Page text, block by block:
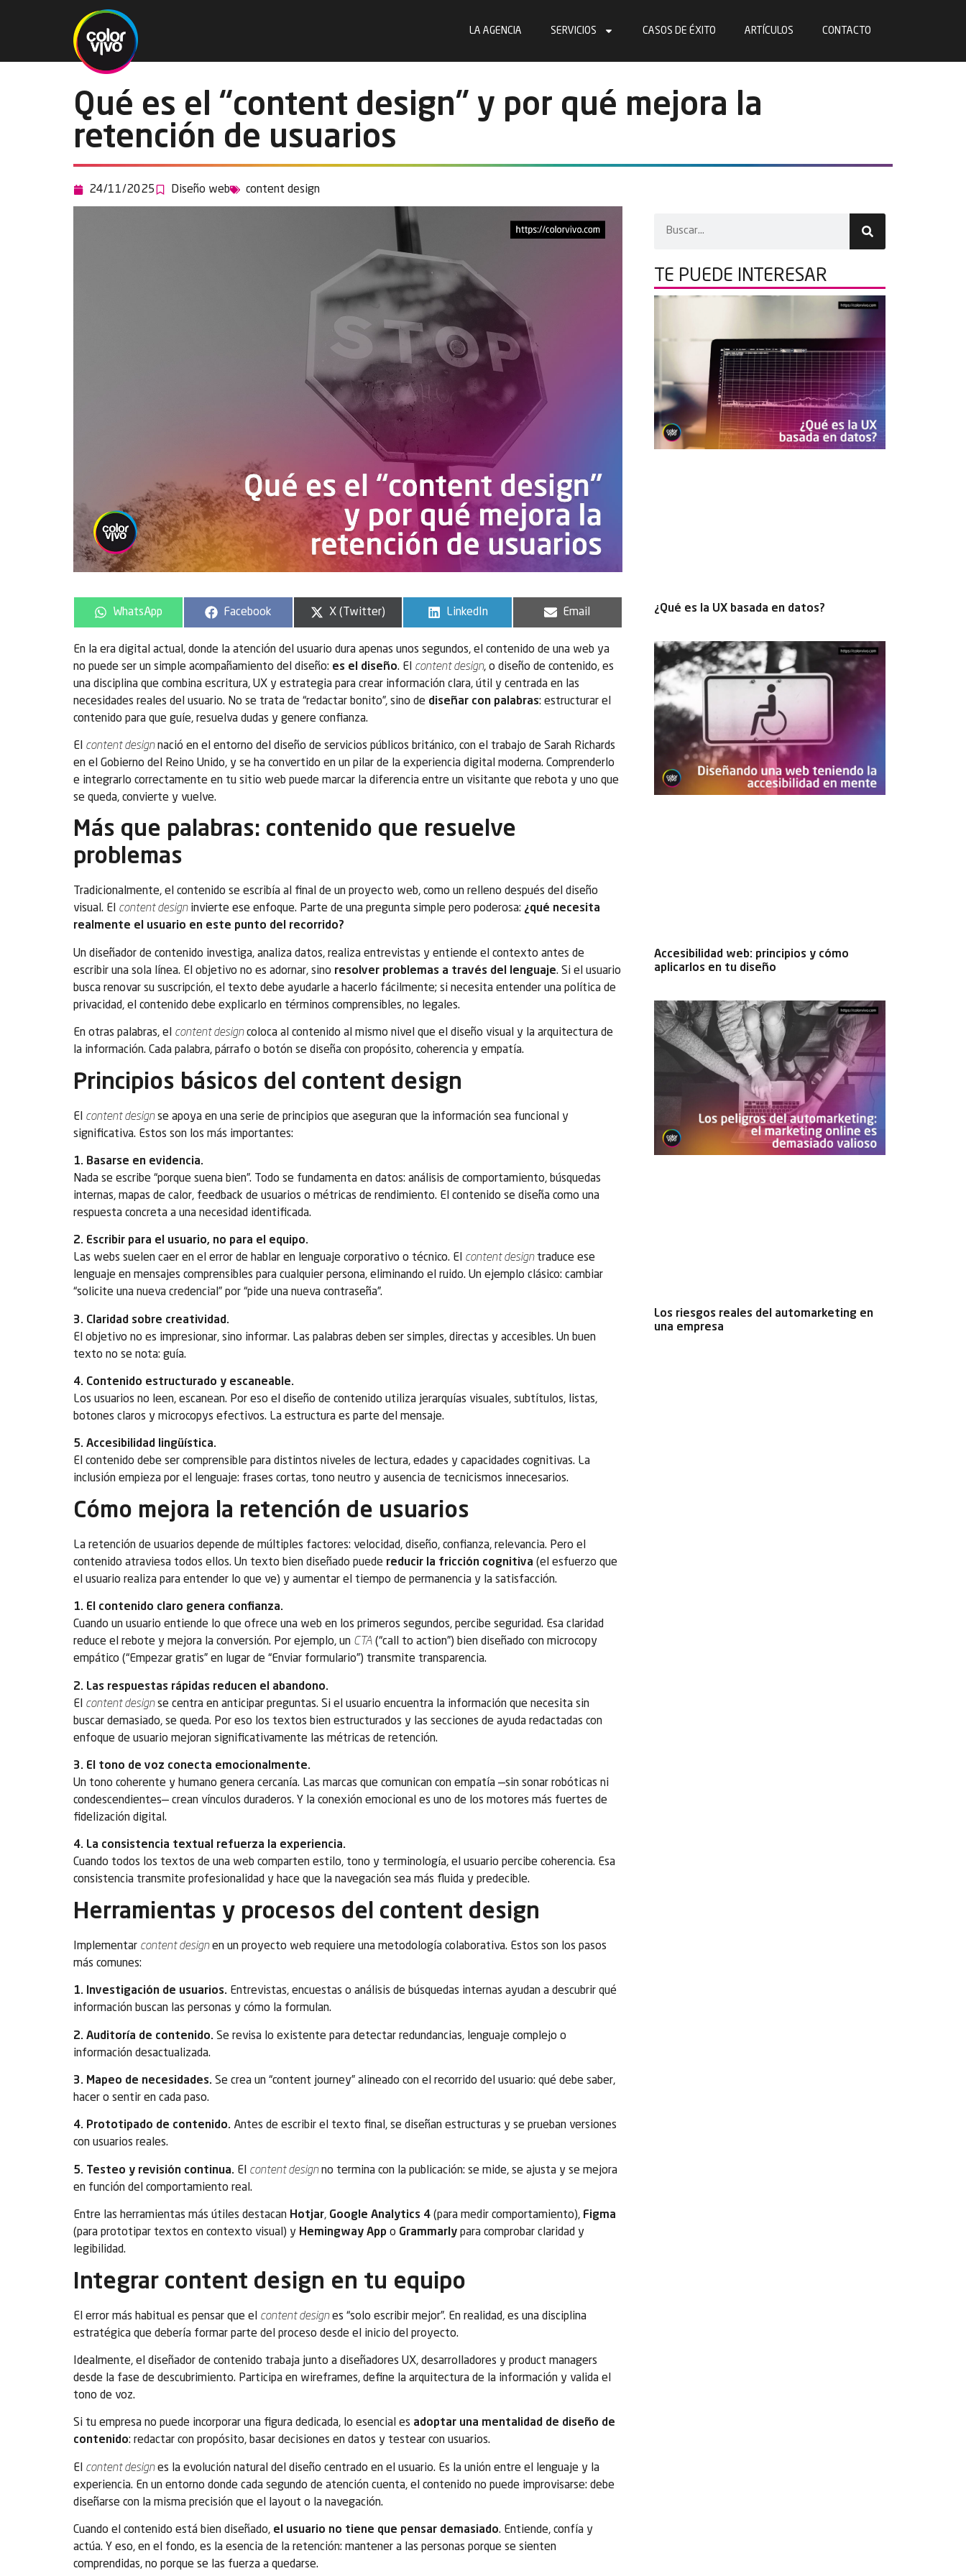
LA AGENCIA SERVICIOS CASOS DE ÉXITO ARTÍCULOS CONTACTO
Qué es el “content design” y por qué mejora la
retención de usuarios
24/11/2025 Diseño web content design
WhatsApp Facebook X (Twitter) LinkedIn Email
En la era digital actual, donde la atención del usuario dura apenas unos segundos, el contenido de una web ya
no puede ser un simple acompañamiento del diseño: es el diseño. El content design, o diseño de contenido, es
una disciplina que combina escritura, UX y estrategia para crear información clara, útil y centrada en las
necesidades reales del usuario. No se trata de “redactar bonito”, sino de diseñar con palabras: estructurar el
contenido para que guíe, resuelva dudas y genere confianza.
El content designnació en el entorno del diseño de servicios públicos británico, con el trabajo de Sarah Richards
en el Gobierno del Reino Unido, y se ha convertido en un pilar de la experiencia digital moderna. Comprenderlo
e integrarlo correctamente en tu sitio web puede marcar la diferencia entre un visitante que rebota y uno que
se queda, convierte y vuelve.
Más que palabras: contenido que resuelve
problemas
Tradicionalmente, el contenido se escribía al final de un proyecto web, como un relleno después del diseño
visual. El content designinvierte ese enfoque. Parte de una pregunta simple pero poderosa: ¿qué necesita
realmente el usuario en este punto del recorrido?
Un diseñador de contenido investiga, analiza datos, realiza entrevistas y entiende el contexto antes de
escribir una sola línea. El objetivo no es adornar, sino resolver problemas a través del lenguaje. Si el usuario
busca renovar su suscripción, el texto debe ayudarle a hacerlo fácilmente; si necesita entender una política de
privacidad, el contenido debe explicarlo en términos comprensibles, no legales.
En otras palabras, el content designcoloca al contenido al mismo nivel que el diseño visual y la arquitectura de
la información. Cada palabra, párrafo o botón se diseña con propósito, coherencia y empatía.
Principios básicos del content design
El content designse apoya en una serie de principios que aseguran que la información sea funcional y
significativa. Estos son los más importantes:
1. Basarse en evidencia.
Nada se escribe “porque suena bien”. Todo se fundamenta en datos: análisis de comportamiento, búsquedas
internas, mapas de calor, feedback de usuarios o métricas de rendimiento. El contenido se diseña como una
respuesta concreta a una necesidad identificada.
2. Escribir para el usuario, no para el equipo.
Las webs suelen caer en el error de hablar en lenguaje corporativo o técnico. El content designtraduce ese
lenguaje en mensajes comprensibles para cualquier persona, eliminando el ruido. Un ejemplo clásico: cambiar
“solicite una nueva credencial” por “pide una nueva contraseña”.
3. Claridad sobre creatividad.
El objetivo no es impresionar, sino informar. Las palabras deben ser simples, directas y accesibles. Un buen
texto no se nota: guía.
4. Contenido estructurado y escaneable.
Los usuarios no leen, escanean. Por eso el diseño de contenido utiliza jerarquías visuales, subtítulos, listas,
botones claros y microcopys efectivos. La estructura es parte del mensaje.
5. Accesibilidad lingüística.
El contenido debe ser comprensible para distintos niveles de lectura, edades y capacidades cognitivas. La
inclusión empieza por el lenguaje: frases cortas, tono neutro y ausencia de tecnicismos innecesarios.
Cómo mejora la retención de usuarios
La retención de usuarios depende de múltiples factores: velocidad, diseño, confianza, relevancia. Pero el
contenido atraviesa todos ellos. Un texto bien diseñado puede reducir la fricción cognitiva (el esfuerzo que
el usuario realiza para entender lo que ve) y aumentar el tiempo de permanencia y la satisfacción.
1. El contenido claro genera confianza.
Cuando un usuario entiende lo que ofrece una web en los primeros segundos, percibe seguridad. Esa claridad
reduce el rebote y mejora la conversión. Por ejemplo, un CTA (“call to action”) bien diseñado con microcopy
empático (“Empezar gratis” en lugar de “Enviar formulario”) transmite transparencia.
2. Las respuestas rápidas reducen el abandono.
El content designse centra en anticipar preguntas. Si el usuario encuentra la información que necesita sin
buscar demasiado, se queda. Por eso los textos bien estructurados y las secciones de ayuda redactadas con
enfoque de usuario mejoran significativamente las métricas de retención.
3. El tono de voz conecta emocionalmente.
Un tono coherente y humano genera cercanía. Las marcas que comunican con empatía —sin sonar robóticas ni
condescendientes— crean vínculos duraderos. Y la conexión emocional es uno de los motores más fuertes de
fidelización digital.
4. La consistencia textual refuerza la experiencia.
Cuando todos los textos de una web comparten estilo, tono y terminología, el usuario percibe coherencia. Esa
consistencia transmite profesionalidad y hace que la navegación sea más fluida y predecible.
Herramientas y procesos del content design
Implementar content designen un proyecto web requiere una metodología colaborativa. Estos son los pasos
más comunes:
1. Investigación de usuarios. Entrevistas, encuestas o análisis de búsquedas internas ayudan a descubrir qué
información buscan las personas y cómo la formulan.
2. Auditoría de contenido. Se revisa lo existente para detectar redundancias, lenguaje complejo o
información desactualizada.
3. Mapeo de necesidades. Se crea un “content journey” alineado con el recorrido del usuario: qué debe saber,
hacer o sentir en cada paso.
4. Prototipado de contenido. Antes de escribir el texto final, se diseñan estructuras y se prueban versiones
con usuarios reales.
5. Testeo y revisión continua. El content designno termina con la publicación: se mide, se ajusta y se mejora
en función del comportamiento real.
Entre las herramientas más útiles destacan Hotjar, Google Analytics 4 (para medir comportamiento), Figma
(para prototipar textos en contexto visual) y Hemingway App o Grammarly para comprobar claridad y
legibilidad.
Integrar content design en tu equipo
El error más habitual es pensar que el content designes “solo escribir mejor”. En realidad, es una disciplina
estratégica que debería formar parte del proceso desde el inicio del proyecto.
Idealmente, el diseñador de contenido trabaja junto a diseñadores UX, desarrolladores y product managers
desde la fase de descubrimiento. Participa en wireframes, define la arquitectura de la información y valida el
tono de voz.
Si tu empresa no puede incorporar una figura dedicada, lo esencial es adoptar una mentalidad de diseño de
contenido: redactar con propósito, basar decisiones en datos y testear con usuarios.
El content designes la evolución natural del diseño centrado en el usuario. Es la unión entre el lenguaje y la
experiencia. En un entorno donde cada segundo de atención cuenta, el contenido no puede improvisarse: debe
diseñarse con la misma precisión que el layout o la navegación.
Cuando el contenido está bien diseñado, el usuario no tiene que pensar demasiado. Entiende, confía y
actúa. Y eso, en el fondo, es la esencia de la retención: mantener a las personas porque se sienten
comprendidas, no porque se las fuerza a quedarse.
TE PUEDE INTERESAR
¿Qué es la UX basada en datos?
Accesibilidad web: principios y cómo
aplicarlos en tu diseño
Los riesgos reales del automarketing en
una empresa